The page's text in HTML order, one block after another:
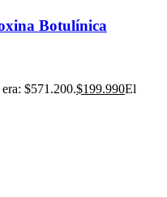
Botulínica
$571.200.$199.990El